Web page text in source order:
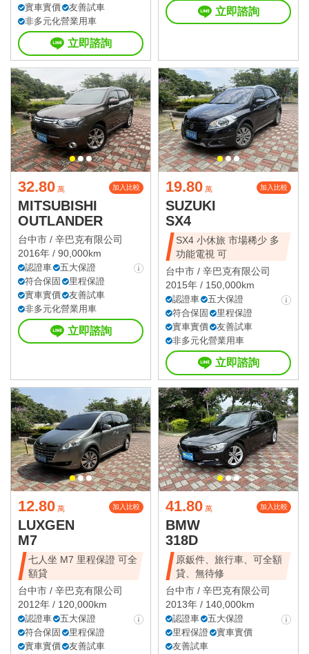
實車實價
友善試車
非多元化營業用車
立即諮詢
立即諮詢
32.80 萬 加入比較
MITSUBISHI
OUTLANDER
台中市 / 辛巴克有限公司
2016年 / 90,000km
認證車
五大保證
符合保固
里程保證
實車實價
友善試車
非多元化營業用車
立即諮詢
19.80 萬 加入比較
SUZUKI
SX4
SX4 小休旅 市場稀少 多
功能電視 可
台中市 / 辛巴克有限公司
2015年 / 150,000km
認證車
五大保證
符合保固
里程保證
實車實價
友善試車
非多元化營業用車
立即諮詢
12.80 萬 加入比較
LUXGEN
M7
七人坐 M7 里程保證 可全
額貸
台中市 / 辛巴克有限公司
2012年 / 120,000km
認證車
五大保證
符合保固
里程保證
實車實價
友善試車
41.80 萬 加入比較
BMW
318D
原鈑件、旅行車、可全額
貸、無待修
台中市 / 辛巴克有限公司
2013年 / 140,000km
認證車
五大保證
里程保證
實車實價
友善試車